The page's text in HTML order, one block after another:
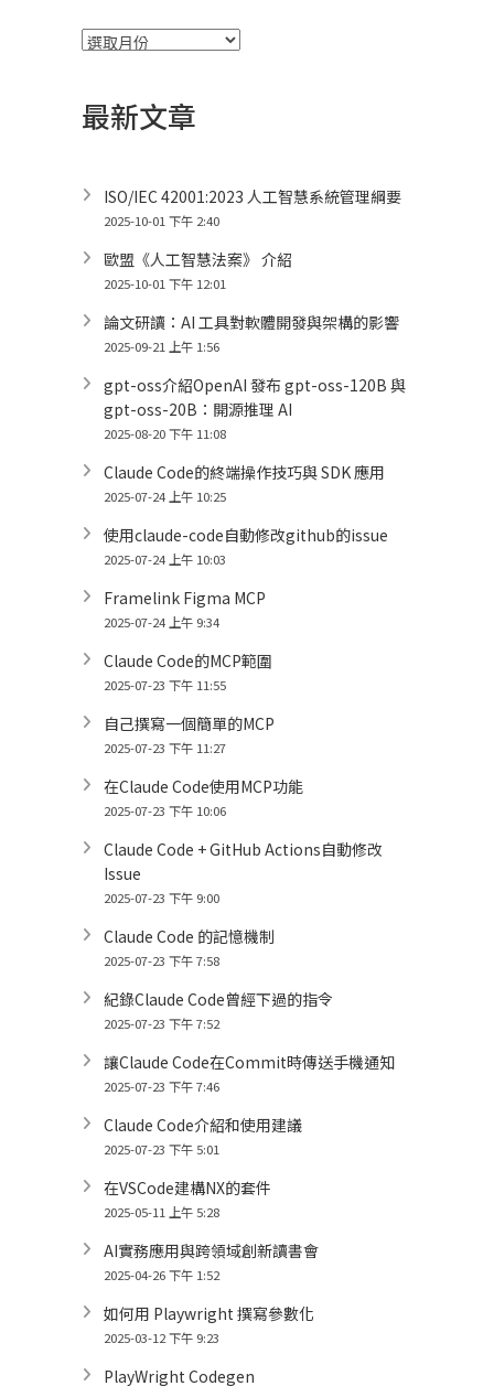
彙
最新文章
ISO/IEC 42001:2023 人工智慧系統管理綱要
2025-10-01 下午 2:40
歐盟《人工智慧法案》 介紹
2025-10-01 下午 12:01
論文研讀：AI 工具對軟體開發與架構的影響
2025-09-21 上午 1:56
gpt-oss介紹OpenAI 發布 gpt-oss-120B 與
gpt-oss-20B：開源推理 AI
2025-08-20 下午 11:08
Claude Code的終端操作技巧與 SDK 應用
2025-07-24 上午 10:25
使用claude-code自動修改github的issue
2025-07-24 上午 10:03
Framelink Figma MCP
2025-07-24 上午 9:34
Claude Code的MCP範圍
2025-07-23 下午 11:55
自己撰寫一個簡單的MCP
2025-07-23 下午 11:27
在Claude Code使用MCP功能
2025-07-23 下午 10:06
Claude Code + GitHub Actions自動修改
Issue
2025-07-23 下午 9:00
Claude Code 的記憶機制
2025-07-23 下午 7:58
紀錄Claude Code曾經下過的指令
2025-07-23 下午 7:52
讓Claude Code在Commit時傳送手機通知
2025-07-23 下午 7:46
Claude Code介紹和使用建議
2025-07-23 下午 5:01
在VSCode建構NX的套件
2025-05-11 上午 5:28
AI實務應用與跨領域創新讀書會
2025-04-26 下午 1:52
如何用 Playwright 撰寫參數化
2025-03-12 下午 9:23
PlayWright Codegen